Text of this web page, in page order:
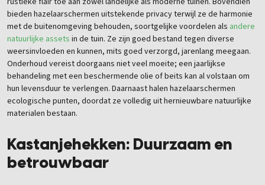
bieden hazelaarschermen uitstekende privacy terwijl ze de harmonie
met de buitenomgeving behouden, soortgelijke voordelen als andere
natuurlijke assets in de tuin. Ze zijn goed bestand tegen diverse
weersinvloeden en kunnen, mits goed verzorgd, jarenlang meegaan.
Onderhoud vereist doorgaans niet veel moeite; een jaarlijkse
behandeling met een beschermende olie of beits kan al volstaan om
hun levensduur te verlengen. Daarnaast halen hazelaarschermen
ecologische punten, doordat ze volledig uit hernieuwbare natuurlijke
materialen bestaan.
Kastanjehekken: Duurzaam en
betrouwbaar